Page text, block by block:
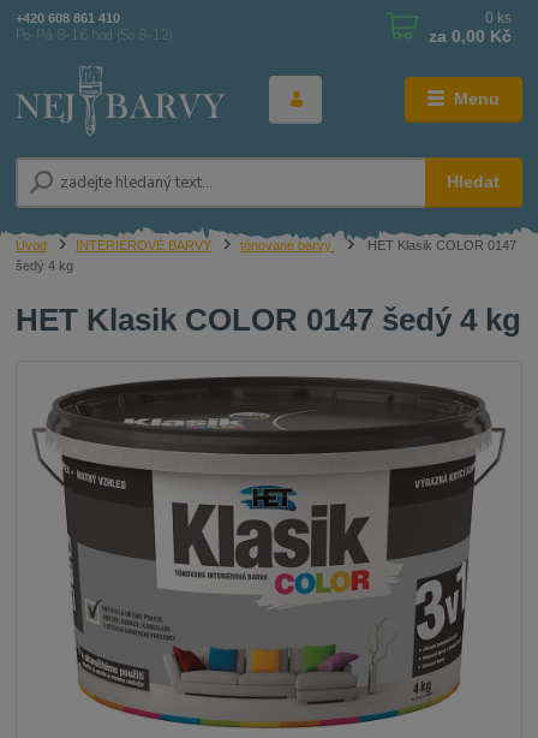
Menu
Hledat
+420 608 861 410
Po-Pá 8-16 hod (So 8-12)
0 ks
za 0,00 Kč
Úvod INTERIÉROVÉ BARVY tónované barvy
HET Klasik COLOR 0147
šedý 4 kg
HET Klasik COLOR 0147 šedý 4 kg